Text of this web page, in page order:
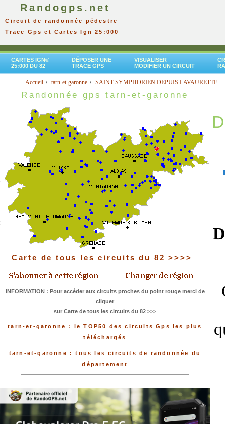
Randogps.net
Circuit de randonnée pédestre
Trace Gps et Cartes Ign 25:000
CARTES IGN®
25:000 DU 82
DÉPOSER UNE
TRACE GPS
VISUALISER
MODIFIER UN CIRCUIT
Accueil tarn-et-garonne SAINT SYMPHORIEN DEPUIS LAVAURETTE
Randonnée gps tarn-et-garonne
Carte de tous les circuits du 82 >>>>
INFORMATION : Pour accéder aux circuits proches du point rouge merci de
cliquer
sur Carte de tous les circuits du 82 >>>
tarn-et-garonne : le TOP50 des circuits Gps les plus
téléchargés
tarn-et-garonne : tous les circuits de randonnée du
département